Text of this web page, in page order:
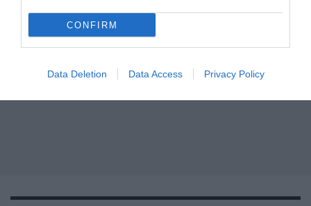
CONFIRM
Data Deletion Data Access Privacy Policy